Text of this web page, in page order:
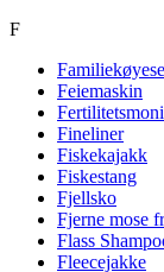
F
Feiemaskin
Fineliner
Fiskekajakk
Fiskestang
Fjellsko
Fjerne mose
Flass
Fleecejakke